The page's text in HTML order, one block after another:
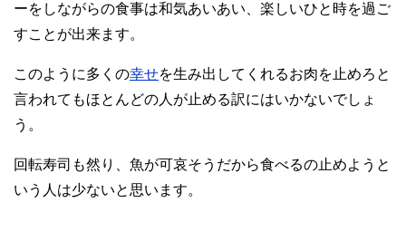
ーをしながらの食事は和気あいあい、楽しいひと時を過ご
すことが出来ます。
このように多くの幸せを生み出してくれるお肉を止めろと
言われてもほとんどの人が止める訳にはいかないでしょ
う。
回転寿司も然り、魚が可哀そうだから食べるの止めようと
いう人は少ないと思います。